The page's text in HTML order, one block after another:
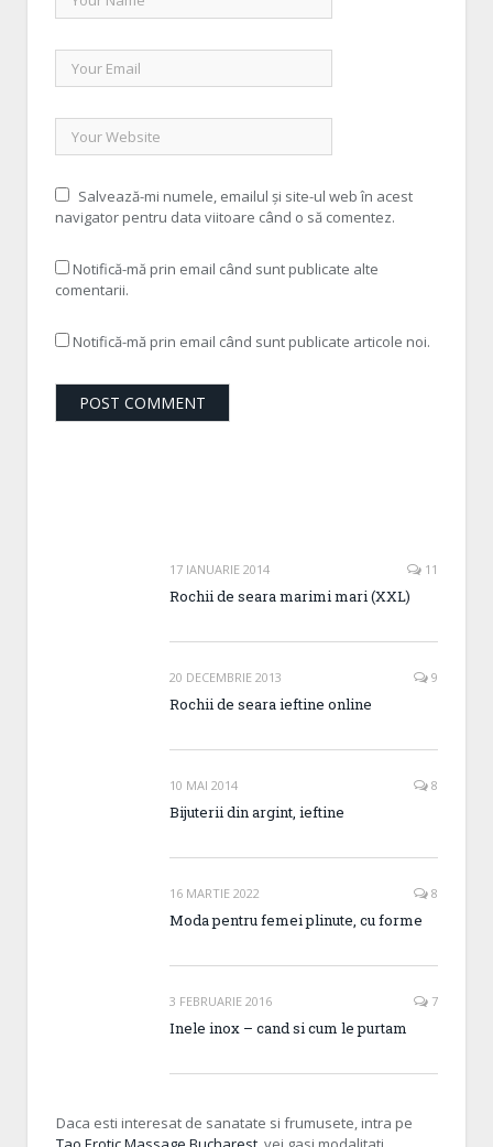
Salvează-mi numele, emailul și site-ul web în acest
navigator pentru data viitoare când o să comentez.
Notifică-mă prin email când sunt publicate alte
comentarii.
Notifică-mă prin email când sunt publicate articole noi.
17 IANUARIE 2014 11
Rochii de seara marimi mari (XXL)
20 DECEMBRIE 2013 9
Rochii de seara ieftine online
10 MAI 2014 8
Bijuterii din argint, ieftine
16 MARTIE 2022 8
Moda pentru femei plinute, cu forme
3 FEBRUARIE 2016 7
Inele inox – cand si cum le purtam
Daca esti interesat de sanatate si frumusete, intra pe